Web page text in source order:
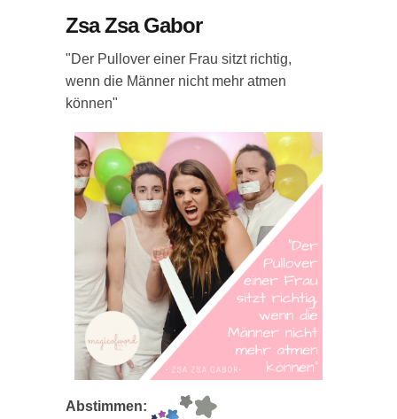
Zsa Zsa Gabor
"Der Pullover einer Frau sitzt richtig,
wenn die Männer nicht mehr atmen
können"
Abstimmen: